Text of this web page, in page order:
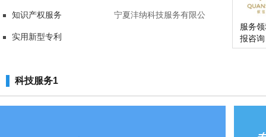
司
宁夏沣纳科技服务有限公
知识产权服务
实用新型专利
服务
报咨询
科技服务1